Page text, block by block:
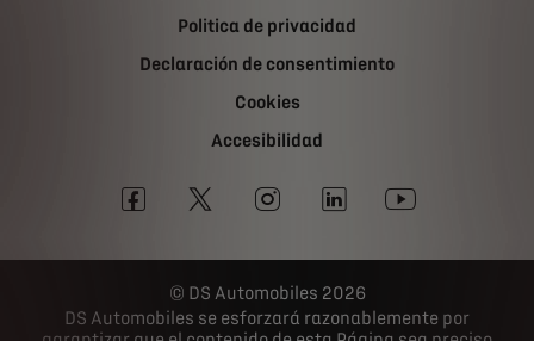
Politica de privacidad
Declaración de consentimiento
Cookies
Accesibilidad
DS Automobiles 2026
DS Automobiles se esforzará razonablemente por